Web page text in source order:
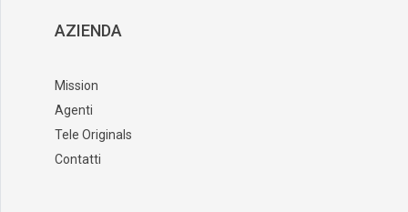
AZIENDA
Mission
Agenti
Tele Originals
Contatti